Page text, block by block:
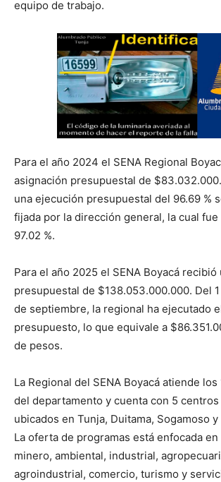
equipo de trabajo.
Para el año 2024 el SENA Regional
asignación presupuestal de
una ejecución presupuestal del 96.69 %
fijada por la dirección general, la cual
97.02 %.
Para el año 2025 el SENA Boyacá recibió
presupuestal de $138.053.000.000. Del
de septiembre, la regional ha ejecutado
presupuesto, lo que equivale a
de pesos.
La Regional del SENA Boyacá atiende
del departamento y cuenta con 5
ubicados en Tunja, Duitama, Sogamoso
La oferta de programas está enfocada
minero, ambiental, industrial,
agroindustrial, comercio, turismo y